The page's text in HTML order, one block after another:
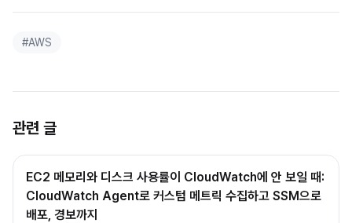
#AWS
관련 글
EC2 메모리와 디스크 사용률이 CloudWatch에 안 보일 때:
CloudWatch Agent로 커스텀 메트릭 수집하고 SSM으로
배포, 경보까지